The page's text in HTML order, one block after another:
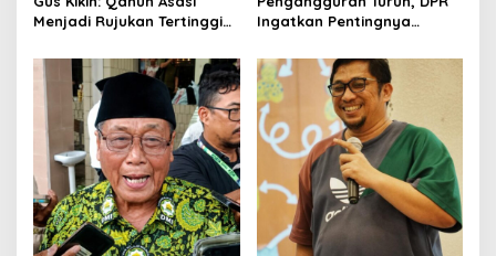
n
Menjadi Rujukan Tertinggi
Ingatkan Pentingnya
yang Layak